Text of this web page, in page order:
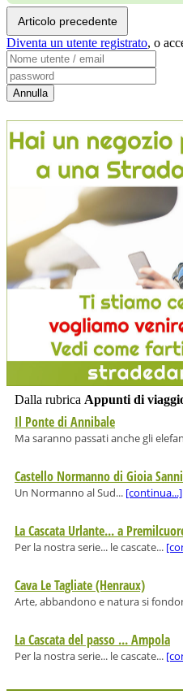
Articolo precedente
Diventa un utente registrato, o
Dalla rubrica Appunti di
Il Ponte di Annibale
Ma saranno passati anche gli
Castello Normanno di Gioia
Un Normanno al Sud... [continua...]
La Cascata Urlante... a
Per la nostra serie... le cascate...
Cava Le Tagliate (Henraux)
Arte, abbandono e natura si
La Cascata del passo ... Ampola
Per la nostra serie... le cascate...